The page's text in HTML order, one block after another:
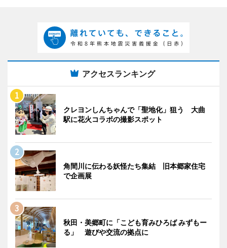
アクセスランキング
クレヨンしんちゃんで「聖地化」狙う 大曲
駅に花火コラボの撮影スポット
角間川に伝わる妖怪たち集結 旧本郷家住宅
で企画展
秋田・美郷町に「こども育みひろば みずもー
る」 遊びや交流の拠点に